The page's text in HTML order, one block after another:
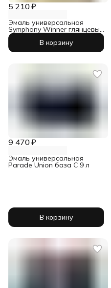
5 210 ₽
Эмаль универсальная
Symphony Winner глянцевый
база А 2,7 л
В корзину
9 470 ₽
Эмаль универсальная
Parade Union база С 9 л
В корзину